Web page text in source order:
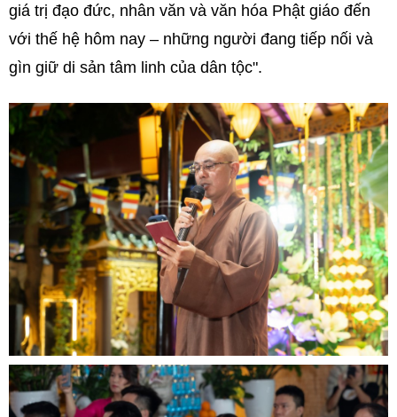
giá trị đạo đức, nhân văn và văn hóa Phật giáo đến
với thế hệ hôm nay – những người đang tiếp nối và
gìn giữ di sản tâm linh của dân tộc".